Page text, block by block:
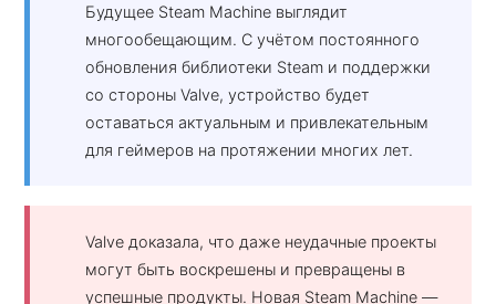
Будущее Steam Machine выглядит
многообещающим. С учётом постоянного
обновления библиотеки Steam и поддержки
со стороны Valve, устройство будет
оставаться актуальным и привлекательным
для геймеров на протяжении многих лет.
Valve доказала, что даже неудачные проекты
могут быть воскрешены и превращены в
успешные продукты. Новая Steam Machine —